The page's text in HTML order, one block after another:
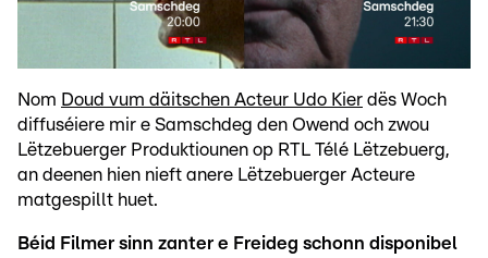
Nom Doud vum däitschen Acteur Udo Kier dës Woch
diffuséiere mir e Samschdeg den Owend och zwou
Lëtzebuerger Produktiounen op RTL Télé Lëtzebuerg,
an deenen hien nieft anere Lëtzebuerger Acteure
matgespillt huet.
Béid Filmer sinn zanter e Freideg schonn disponibel